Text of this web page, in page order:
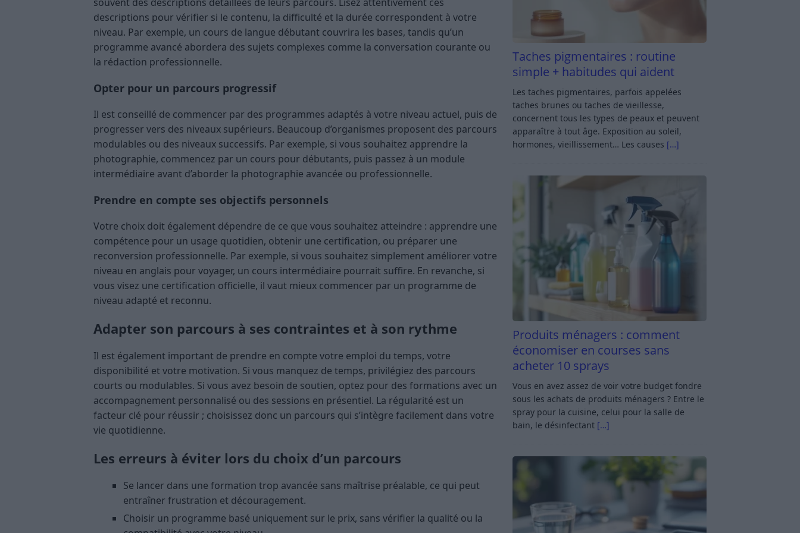
descriptions pour vérifier si le contenu, la difficulté et la durée correspondent à votre
niveau. Par exemple, un cours de langue débutant couvrira les bases, tandis qu’un
programme avancé abordera des sujets complexes comme la conversation courante ou
la rédaction professionnelle.
Opter pour un parcours progressif
Il est conseillé de commencer par des programmes adaptés à votre niveau actuel, puis de
progresser vers des niveaux supérieurs. Beaucoup d’organismes proposent des parcours
modulables ou des niveaux successifs. Par exemple, si vous souhaitez apprendre la
photographie, commencez par un cours pour débutants, puis passez à un module
intermédiaire avant d’aborder la photographie avancée ou professionnelle.
Prendre en compte ses objectifs personnels
Votre choix doit également dépendre de ce que vous souhaitez atteindre : apprendre une
compétence pour un usage quotidien, obtenir une certification, ou préparer une
reconversion professionnelle. Par exemple, si vous souhaitez simplement améliorer votre
niveau en anglais pour voyager, un cours intermédiaire pourrait suffire. En revanche, si
vous visez une certification officielle, il vaut mieux commencer par un programme de
niveau adapté et reconnu.
Adapter son parcours à ses contraintes et à son rythme
Il est également important de prendre en compte votre emploi du temps, votre
disponibilité et votre motivation. Si vous manquez de temps, privilégiez des parcours
courts ou modulables. Si vous avez besoin de soutien, optez pour des formations avec un
accompagnement personnalisé ou des sessions en présentiel. La régularité est un
facteur clé pour réussir ; choisissez donc un parcours qui s’intègre facilement dans votre
vie quotidienne.
Les erreurs à éviter lors du choix d’un parcours
Se lancer dans une formation trop avancée sans maîtrise préalable, ce qui peut
entraîner frustration et découragement.
Choisir un programme basé uniquement sur le prix, sans vérifier la qualité ou la
Taches pigmentaires : routine
simple + habitudes qui aident
Les taches pigmentaires, parfois appelées
taches brunes ou taches de vieillesse,
concernent tous les types de peaux et peuvent
apparaître à tout âge. Exposition au soleil,
hormones, vieillissement… Les causes […]
Produits ménagers : comment
économiser en courses sans
acheter 10 sprays
Vous en avez assez de voir votre budget fondre
sous les achats de produits ménagers ? Entre le
spray pour la cuisine, celui pour la salle de
bain, le désinfectant […]